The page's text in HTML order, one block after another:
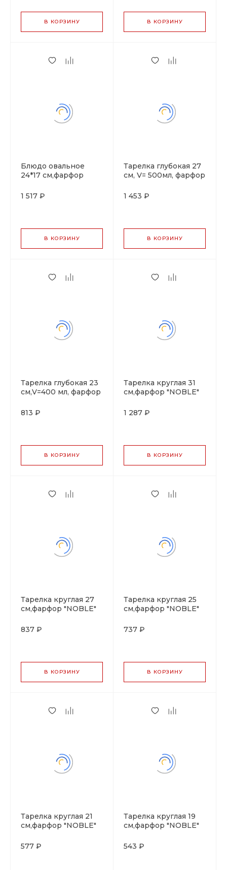
В КОРЗИНУ В КОРЗИНУ
Блюдо овальное
24*17 см,фарфор
"IMPRESS"
1 517 ₽
В КОРЗИНУ
Тарелка глубокая 27
см, V= 500мл, фарфор
"IMPRESS"
1 453 ₽
В КОРЗИНУ
Тарелка глубокая 23
см,V=400 мл, фарфор
"IMPRESS"
813 ₽
В КОРЗИНУ
Тарелка круглая 31
см,фарфор "NOBLE"
1 287 ₽
В КОРЗИНУ
Тарелка круглая 27
см,фарфор "NOBLE"
837 ₽
В КОРЗИНУ
Тарелка круглая 25
см,фарфор "NOBLE"
737 ₽
В КОРЗИНУ
Тарелка круглая 21
см,фарфор "NOBLE"
577 ₽
Тарелка круглая 19
см,фарфор "NOBLE"
543 ₽